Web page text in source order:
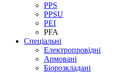
PPS
PPSU
PEI
PFA
Спеціальні
Електропровідні
Армовані
Біорозкладані